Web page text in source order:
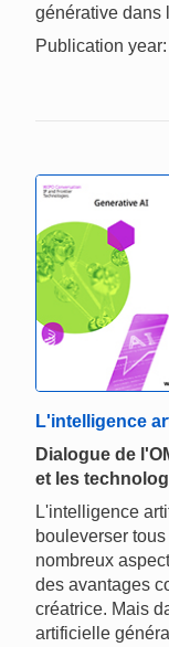
générative dans
Publication
L'intelligence
Dialogue de
et les
L'intelligence
bouleverser
nombreux
des avantages
créatrice. Mais
artificielle